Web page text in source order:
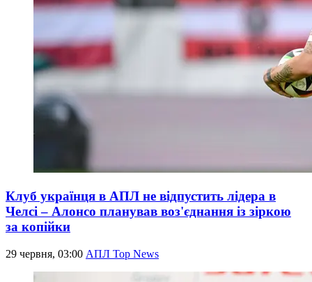
Клуб українця в АПЛ не відпустить лідера в
Челсі – Алонсо планував воз'єднання із зіркою
за копійки
29 червня, 03:00 АПЛ Top News